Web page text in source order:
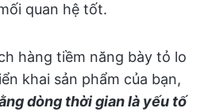
quan hệ tốt.
hàng tiềm năng bày tỏ lo
khai sản phẩm của bạn,
dòng thời gian là yếu tố